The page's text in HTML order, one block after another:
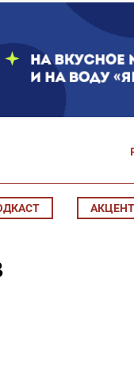
АКЦЕНТ